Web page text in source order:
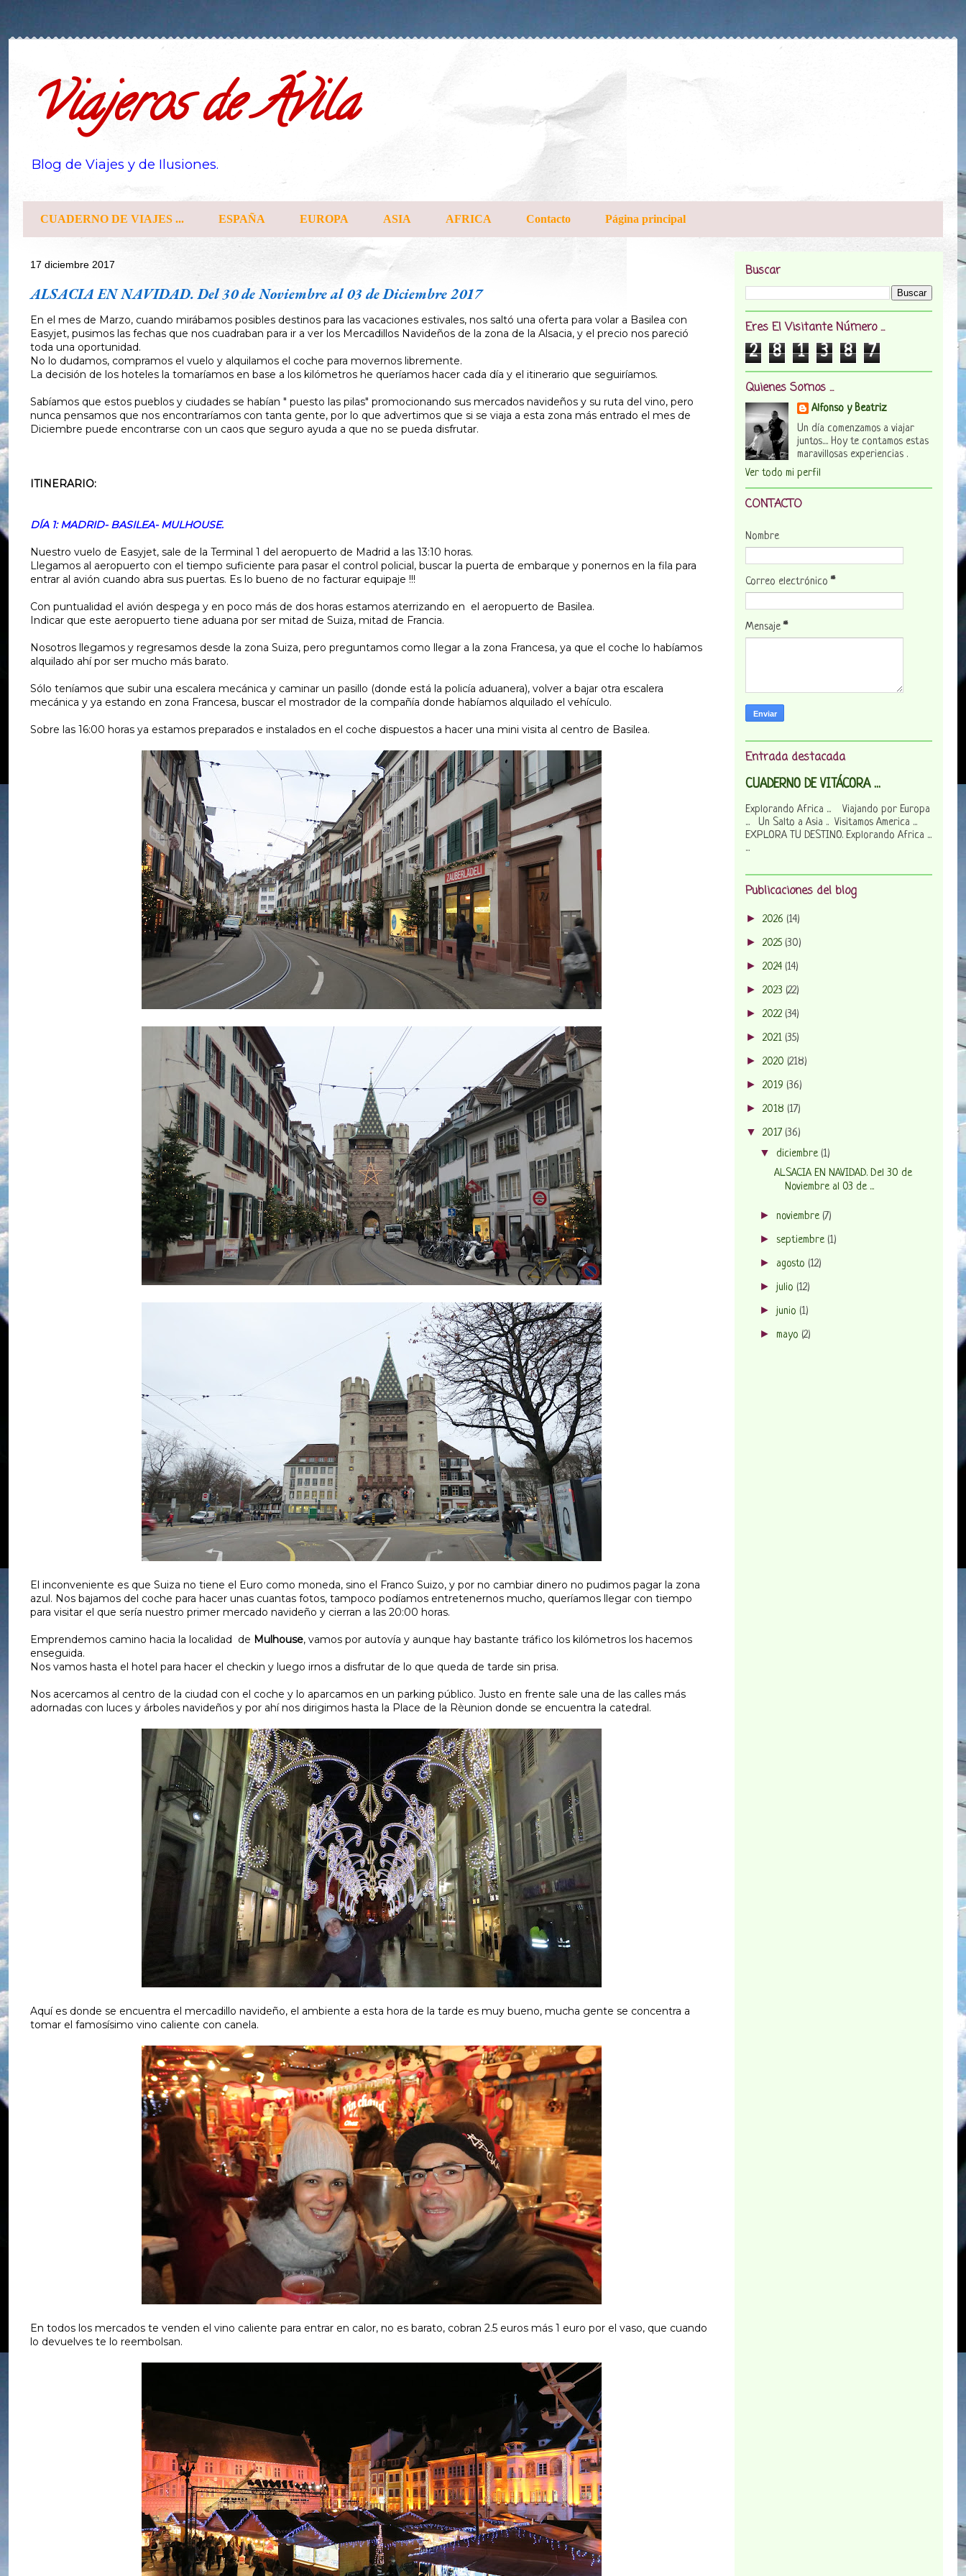
Viajeros de Ávila
Blog de Viajes y de Ilusiones.
CUADERNO DE VIAJES ... ESPAÑA EUROPA ASIA AFRICA Contacto Página principal
17 diciembre 2017
ALSACIA EN NAVIDAD. Del 30 de Noviembre al 03 de Diciembre 2017
En el mes de Marzo, cuando mirábamos posibles destinos para las vacaciones estivales, nos saltó una oferta para volar a Basilea con
Easyjet, pusimos las fechas que nos cuadraban para ir a ver los Mercadillos Navideños de la zona de la Alsacia, y el precio nos pareció
toda una oportunidad.
No lo dudamos, compramos el vuelo y alquilamos el coche para movernos libremente.
La decisión de los hoteles la tomaríamos en base a los kilómetros he queríamos hacer cada día y el itinerario que seguiríamos.
Sabíamos que estos pueblos y ciudades se habían " puesto las pilas" promocionando sus mercados navideños y su ruta del vino, pero
nunca pensamos que nos encontraríamos con tanta gente, por lo que advertimos que si se viaja a esta zona más entrado el mes de
Diciembre puede encontrarse con un caos que seguro ayuda a que no se pueda disfrutar.
ITINERARIO:
DÍA 1: MADRID- BASILEA- MULHOUSE.
Nuestro vuelo de Easyjet, sale de la Terminal 1 del aeropuerto de Madrid a las 13:10 horas.
Llegamos al aeropuerto con el tiempo suficiente para pasar el control policial, buscar la puerta de embarque y ponernos en la fila para
entrar al avión cuando abra sus puertas. Es lo bueno de no facturar equipaje !!!
Con puntualidad el avión despega y en poco más de dos horas estamos aterrizando en el aeropuerto de Basilea.
Indicar que este aeropuerto tiene aduana por ser mitad de Suiza, mitad de Francia.
Nosotros llegamos y regresamos desde la zona Suiza, pero preguntamos como llegar a la zona Francesa, ya que el coche lo habíamos
alquilado ahí por ser mucho más barato.
Sólo teníamos que subir una escalera mecánica y caminar un pasillo (donde está la policía aduanera), volver a bajar otra escalera
mecánica y ya estando en zona Francesa, buscar el mostrador de la compañía donde habíamos alquilado el vehículo.
Sobre las 16:00 horas ya estamos preparados e instalados en el coche dispuestos a hacer una mini visita al centro de Basilea.
El inconveniente es que Suiza no tiene el Euro como moneda, sino el Franco Suizo, y por no cambiar dinero no pudimos pagar la zona
azul. Nos bajamos del coche para hacer unas cuantas fotos, tampoco podíamos entretenernos mucho, queríamos llegar con tiempo
para visitar el que sería nuestro primer mercado navideño y cierran a las 20:00 horas.
Emprendemos camino hacia la localidad de Mulhouse, vamos por autovía y aunque hay bastante tráfico los kilómetros los hacemos
enseguida.
Nos vamos hasta el hotel para hacer el checkin y luego irnos a disfrutar de lo que queda de tarde sin prisa.
Nos acercamos al centro de la ciudad con el coche y lo aparcamos en un parking público. Justo en frente sale una de las calles más
adornadas con luces y árboles navideños y por ahí nos dirigimos hasta la Place de la Rèunion donde se encuentra la catedral.
Aquí es donde se encuentra el mercadillo navideño, el ambiente a esta hora de la tarde es muy bueno, mucha gente se concentra a
tomar el famosísimo vino caliente con canela.
En todos los mercados te venden el vino caliente para entrar en calor, no es barato, cobran 2.5 euros más 1 euro por el vaso, que cuando
lo devuelves te lo reembolsan.
Buscar
Eres El Visitante Número ...
2 8 1 3 8 7
Quienes Somos ...
Alfonso y Beatriz
Un día comenzamos a viajar
juntos.... Hoy te contamos estas
maravillosas experiencias .
Ver todo mi perfil
CONTACTO
Nombre
Correo electrónico*
Mensaje*
Entrada destacada
CUADERNO DE VITÁCORA ...
Explorando Africa ... Viajando por Europa
... Un Salto a Asia .. Visitamos America ...
EXPLORA TU DESTINO. Explorando Africa ...
...
Publicaciones del blog
► 2026 (14)
► 2025 (30)
► 2024 (14)
► 2023 (22)
► 2022 (34)
► 2021 (35)
► 2020 (218)
► 2019 (36)
► 2018 (17)
▼ 2017 (36)
▼ diciembre (1)
ALSACIA EN NAVIDAD. Del 30 de
Noviembre al 03 de ...
►noviembre (7)
►septiembre (1)
► agosto (12)
►julio (12)
►junio (1)
►mayo (2)